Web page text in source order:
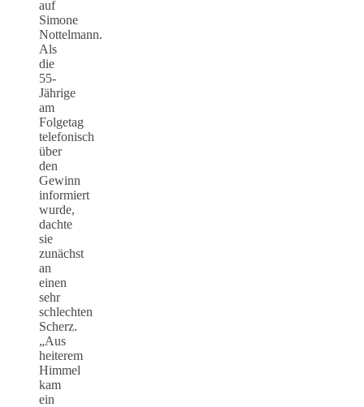
auf
Simone
Nottelmann.
Als
die
55-
Jährige
am
Folgetag
telefonisch
über
den
Gewinn
informiert
wurde,
dachte
sie
zunächst
an
einen
sehr
schlechten
Scherz.
„Aus
heiterem
Himmel
kam
ein